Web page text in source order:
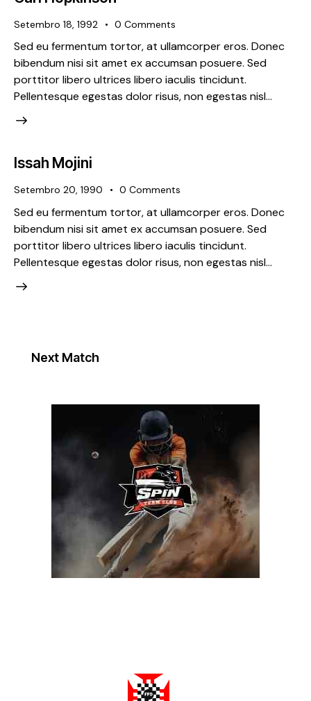
Setembro 18, 1992 0 Comments
Sed eu fermentum tortor, at ullamcorper eros. Donec
bibendum nisi sit amet ex accumsan posuere. Sed
porttitor libero ultrices libero iaculis tincidunt.
Pellentesque egestas dolor risus, non egestas nisl…
Issah Mojini
Setembro 20, 1990 0 Comments
Sed eu fermentum tortor, at ullamcorper eros. Donec
bibendum nisi sit amet ex accumsan posuere. Sed
porttitor libero ultrices libero iaculis tincidunt.
Pellentesque egestas dolor risus, non egestas nisl…
Next Match